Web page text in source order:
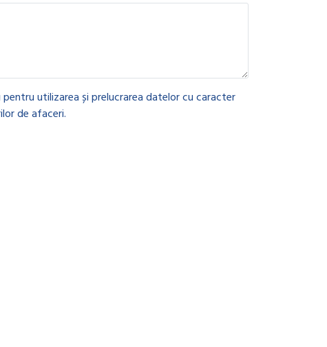
utilizarea și prelucrarea datelor cu caracter
de afaceri.